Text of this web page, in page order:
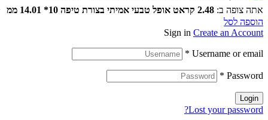
אתה צופה ב: 2.48 קראט אופל טבעי אמיתי בצורת טיפה 10* 14.01 ממ
הוספה לסל
Sign in Create an Account
Username or email
*
Password
*
Login
Lost your password?